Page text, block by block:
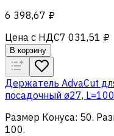
6 398,67 ₽
Цена с НДС7 031,51 ₽
В корзину
Держатель AdvaCut
посадочный ø27,
Размер Конуса: 50.
100.